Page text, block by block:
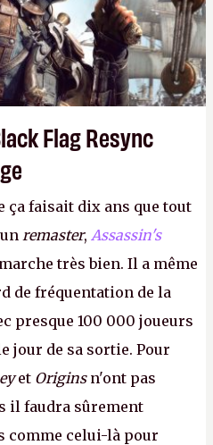
Flag Resync
ça faisait dix ans que tout
remaster, Assassin's
très bien. Il a même
de fréquentation de la
presque 100 000 joueurs
jour de sa sortie. Pour
et Originsn'ont pas
il faudra sûrement
comme celui-là pour